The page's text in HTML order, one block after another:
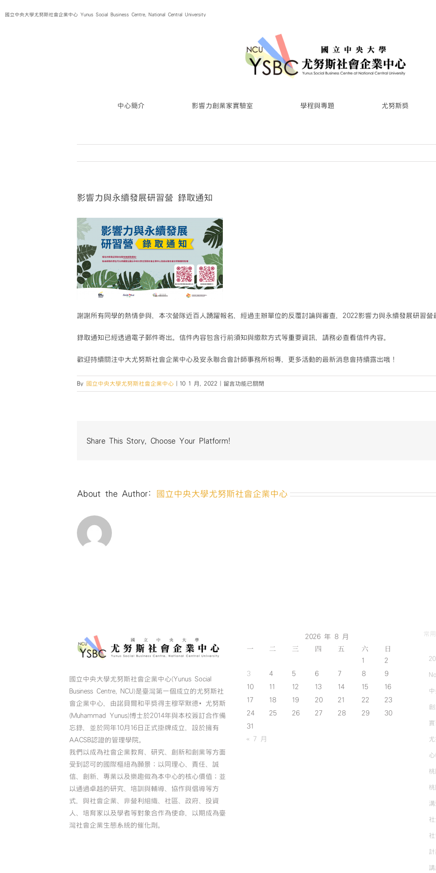
to國立中央大學尤努斯社會企業中心 Yunus Social Business Centre, National Central University
中心簡介 影響力創業家實驗室 學程與專題 尤努斯獎
影響力與永續發展研習營 錄取通知
謝謝所有同學的熱情參與，本次營隊近百人踴躍報名，經過主辦單位的反覆討論與審查，2022影響力與永續發展研習營
錄取通知已經透過電子郵件寄出。信件內容包含行前須知與繳款方式等重要資訊，請務必查看信件內容。
歡迎持續關注中大尤努斯社會企業中心及安永聯合會計師事務所粉專，更多活動的最新消息會持續露出哦！
By 國立中央大學尤努斯社會企業中心 10 1 月, 2022
在
〈影
續
營
留言功能已關閉
Share This Story, Choose Your Platform!
About the Author: 國立中央大學尤努斯社會企業中心
國立中央大學尤努斯社會企業中心(Yunus Social
Business Centre, NCU)是臺灣第一個成立的尤努斯社
會企業中心，由諾貝爾和平獎得主穆罕默德•尤努斯
(Muhammad Yunus)博士於2014年與本校簽訂合作備
忘錄，並於同年10月16日正式掛牌成立，設於擁有
AACSB認證的管理學院。
我們以成為社會企業教育、研究、創新和創業等方面
受到認可的國際樞紐為願景；以同理心、責任、誠
信、創新、專業以及樂趣做為本中心的核心價值；並
以通過卓越的研究、培訓與輔導、協作與倡導等方
式，與社會企業、非營利組織、社區、政府、投資
人、培育家以及學者等對象合作為使命，以期成為臺
灣社會企業生態系統的催化劑。
2026 年 8 月
一 二 三 四 五 六 日
1
2
3
4 5 6 7 8
9
10
11 12 13 14 15
16
17
18 19 20 21 22
23
24
25 26 27 28 29
30
31
« 7 月
常
實
溝
講